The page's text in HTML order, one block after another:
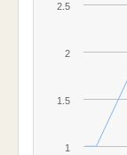
1
1.5
2
2.5